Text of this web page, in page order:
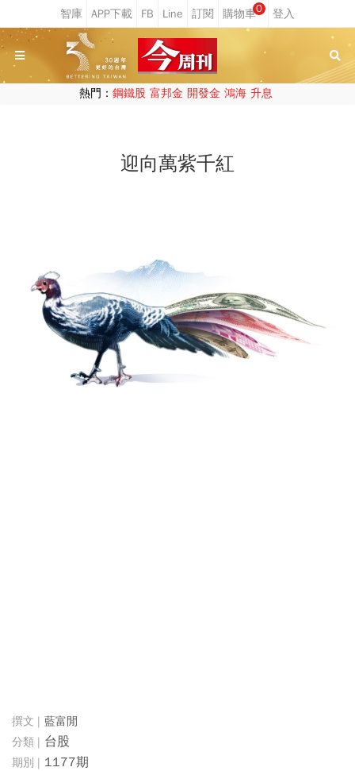
0
熱門： 鋼鐵股 富邦金 開發金 鴻海 升息
迎向萬紫千紅
藍富閒
台股
1177期